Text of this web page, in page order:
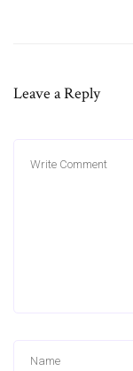
Leave a Reply